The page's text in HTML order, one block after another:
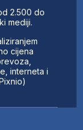
2.500 do
mediji.
cijena
interneta i